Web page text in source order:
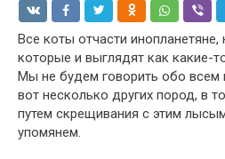
Все коты отчасти
которые и выглядят как какие-
Мы не будем говорить обо всем
вот несколько других пород, в
путем скрещивания с этим
упомянем.